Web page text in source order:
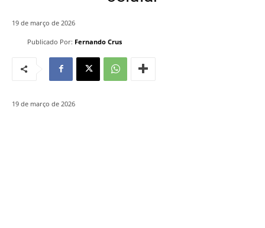
Publicado Por: Fernando Crus
19 de março de 2026
19 de março de 2026